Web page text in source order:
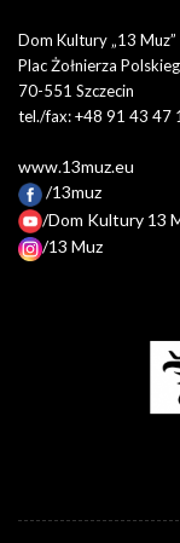
Dom Kultury „13 Muz”
Plac Żołnierza
70-551 Szczecin
tel./fax: +48 91 43 47
www.13muz.eu
/13muz
/Dom Kultury 13
/13 Muz